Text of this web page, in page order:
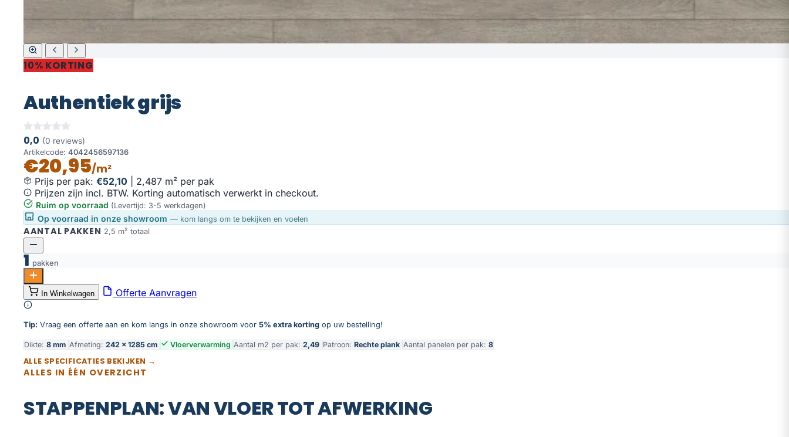
10% KORTING
Authentiek grijs
0,0 (0 reviews)
Artikelcode: 4042456597136
€20,95/m²
Prijs per pak: €52,10
2,487 m² per pak
Prijzen zijn incl. BTW. Korting automatisch verwerkt in checkout.
Ruim op voorraad (Levertijd: 3-5 werkdagen)
Op voorraad in onze showroom — kom langs om te bekijken en voelen
AANTAL PAKKEN 2,5 m² totaal
1 pakken
Authentiek grijs aantal
Toevoegen aan winkelwagen
In Winkelwagen Offerte Aanvragen
Tip: Vraag een offerte aan en kom langs in onze showroom voor 5% extra korting op uw bestelling!
Dikte: 8 mm Afmeting: 242 × 1285 cm Vloerverwarming Aantal m2 per pak: 2,49 Patroon: Rechte plank Aantal panelen per pak: 8
ALLE SPECIFICATIES BEKIJKEN →
ALLES IN ÉÉN OVERZICHT
STAPPENPLAN: VAN VLOER TOT AFWERKING